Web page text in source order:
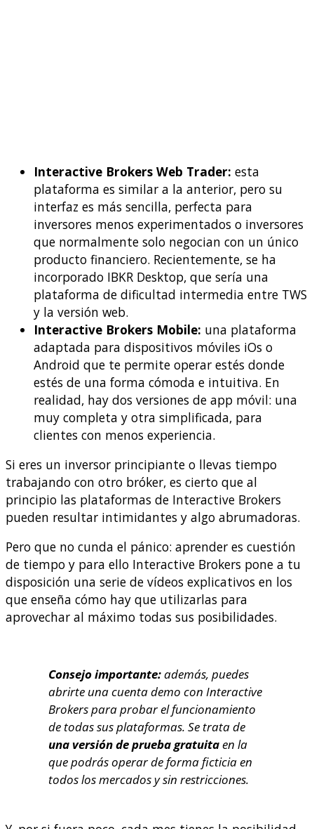
Interactive Brokers Web Trader: esta
plataforma es similar a la anterior, pero su
interfaz es más sencilla, perfecta para
inversores menos experimentados o inversores
que normalmente solo negocian con un único
producto financiero. Recientemente, se ha
incorporado IBKR Desktop, que sería una
plataforma de dificultad intermedia entre TWS
y la versión web.
Interactive Brokers Mobile: una plataforma
adaptada para dispositivos móviles iOs o
Android que te permite operar estés donde
estés de una forma cómoda e intuitiva. En
realidad, hay dos versiones de app móvil: una
muy completa y otra simplificada, para
clientes con menos experiencia.
Si eres un inversor principiante o llevas tiempo
trabajando con otro bróker, es cierto que al
principio las plataformas de Interactive Brokers
pueden resultar intimidantes y algo abrumadoras.
Pero que no cunda el pánico: aprender es cuestión
de tiempo y para ello Interactive Brokers pone a tu
disposición una serie de vídeos explicativos en los
que enseña cómo hay que utilizarlas para
aprovechar al máximo todas sus posibilidades.
Consejo importante:además, puedes
abrirte una cuenta demo con Interactive
Brokers para probar el funcionamiento
de todas sus plataformas. Se trata de
una versión de prueba gratuitaen la
que podrás operar de forma ficticia en
todos los mercados y sin restricciones.